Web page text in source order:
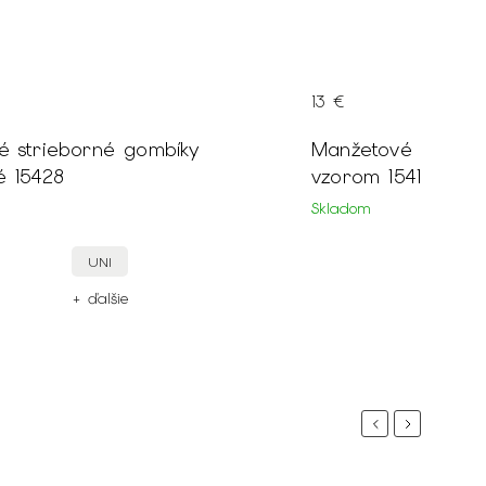
strieborné gombíky
15428
UNI
+ ďalšie
Manžetové
vzorom 15419
Skladom
13 €
PreviousNext